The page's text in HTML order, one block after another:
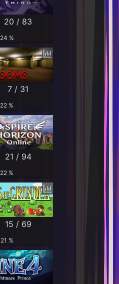
20 / 83
24 %
7 / 31
22 %
21 / 94
22 %
15 / 69
21 %